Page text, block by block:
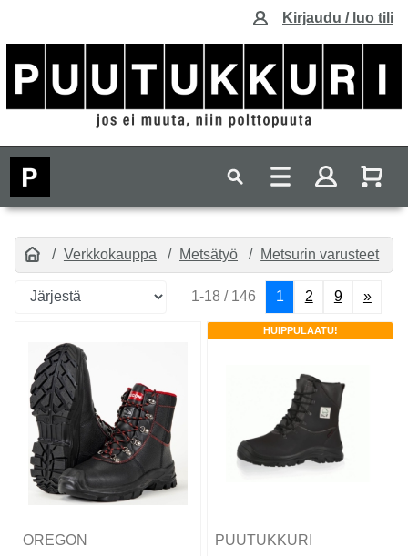
Kirjaudu / luo tili
Verkkokauppa Metsätyö Metsurin varusteet
1-18 / 146 1 2 9 »
OREGON
HUIPPULAATU!
PUUTUKKURI